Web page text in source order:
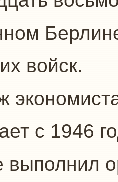
войск.
с 1946
выполнил